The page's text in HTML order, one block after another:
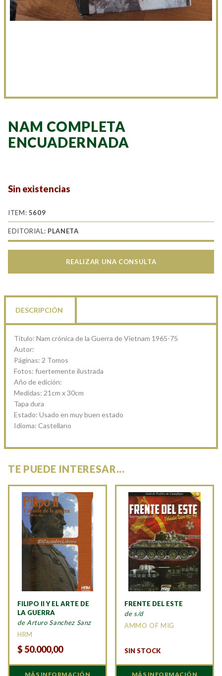
NAM COMPLETA
ENCUADERNADA
Sin existencias
ITEM: 5609
EDITORIAL: PLANETA
REALIZAR UNA CONSULTA
DESCRIPCIÓN
Título: Nam crónica de la Guerra de Vietnam 1965-75
Autor:
Páginas: 2 Tomos
Fotos: fuertemente ilustrada
Año de edición:
Medidas: 21cm x 30cm
Tapa dura
Estado: Usado en muy buen estado
Idioma: Castellano
TE PUEDE INTERESAR...
FILIPO II Y EL ARTE DE
LA GUERRA
de Arturo Sanchez Sanz
HRM
$ 50.000,00
MÁS INFORMACIÓN
FRENTE DEL ESTE
de s/d
AMMO OF MIG
SIN STOCK
MÁS INFORMACIÓN